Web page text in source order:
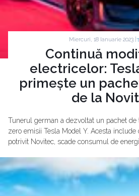
Miercuri, 18 Ianuarie 2023 |
Continuă
electricelor:
primește un
de la
Tunerul german a dezvoltat un pachet
zero emisii Tesla Model Y. Acesta include
potrivit Novitec, scade consumul de